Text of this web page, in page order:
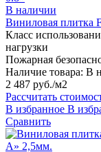
В наличии
Виниловая плитка
Класс
нагрузки
Пожарная
Наличие товара: В
2 487 руб./м2
Рассчитать
В избранное В
Сравнить